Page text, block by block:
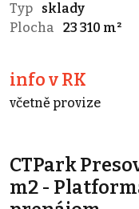
Typ
sklady
Plocha
23 310 m²
info v RK
včetně provize
CTPark
m2 -